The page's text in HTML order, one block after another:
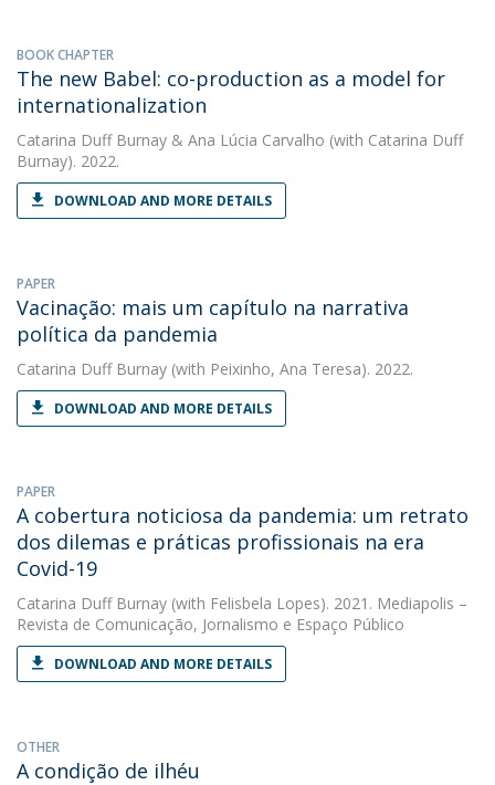
BOOK CHAPTER
The new Babel: co-production as a model for
internationalization
Catarina Duff Burnay & Ana Lúcia Carvalho (with Catarina Duff
Burnay). 2022.
DOWNLOAD AND MORE DETAILS
PAPER
Vacinação: mais um capítulo na narrativa
política da pandemia
Catarina Duff Burnay (with Peixinho, Ana Teresa). 2022.
DOWNLOAD AND MORE DETAILS
PAPER
A cobertura noticiosa da pandemia: um retrato
dos dilemas e práticas profissionais na era
Covid-19
Catarina Duff Burnay (with Felisbela Lopes). 2021. Mediapolis –
Revista de Comunicação, Jornalismo e Espaço Público
DOWNLOAD AND MORE DETAILS
OTHER
A condição de ilhéu